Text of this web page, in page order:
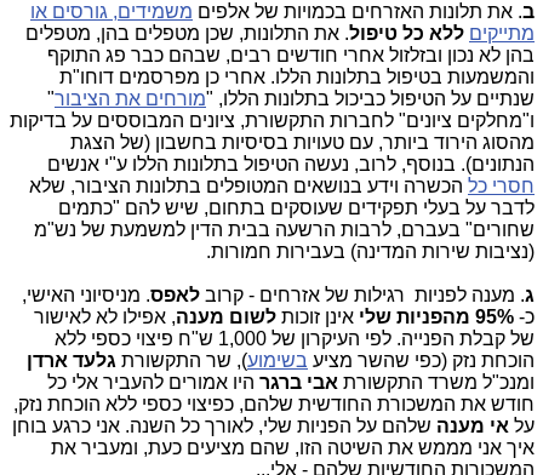
ב. את תלונות האזרחים בכמויות של אלפים משמידים, גורסים או
מתייקים ללא כל טיפול. את התלונות, שכן מטפלים בהן, מטפלים
בהן לא נכון ובזלזול אחרי חודשים רבים, שבהם כבר פג התוקף
והמשמעות בטיפול בתלונות הללו. אחרי כן מפרסמים דוחו"ת
שנתיים על הטיפול כביכול בתלונות הללו, "מורחים את הציבור"
ו"מחלקים ציונים" לחברות התקשורת, ציונים המבוססים על בדיקות
מהסוג הירוד ביותר, עם טעויות בסיסיות בחשבון (של הצגת
הנתונים). בנוסף, לרוב, נעשה הטיפול בתלונות הללו ע"י אנשים
חסרי כל הכשרה וידע בנושאים המטופלים בתלונות הציבור, שלא
לדבר על בעלי תפקידים שעוסקים בתחום, שיש להם "כתמים
שחורים" בעברם, לרבות הרשעה בבית הדין למשמעת של נש"מ
(נציבות שירות המדינה) בעבירות חמורות.
ג. מענה לפניות רגילות של אזרחים - קרוב לאפס. מניסיוני האישי,
כ- 95% מהפניות שלי אינן זוכות לשום מענה, אפילו לא לאישור
של קבלת הפנייה. לפי העיקרון של 1,000 ש"ח פיצוי כספי ללא
הוכחת נזק (כפי שהשר מציע בשימוע), שר התקשורת גלעד ארדן
ומנכ"ל משרד התקשורת אבי ברגר היו אמורים להעביר אלי כל
חודש את המשכורת החודשית שלהם, כפיצוי כספי ללא הוכחת נזק,
על אי מענה שלהם על הפניות שלי, לאורך כל השנה. אני כרגע בוחן
איך אני מממש את השיטה הזו, שהם מציעים כעת, ומעביר את
המשכורות החודשיות שלהם - אלי...